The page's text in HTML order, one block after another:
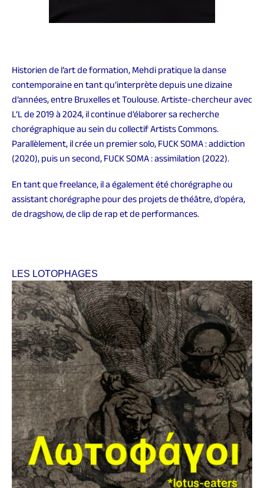
Historien de l’art de formation, Mehdi pratique la danse
contemporaine en tant qu’interprète depuis une dizaine
d’années, entre Bruxelles et Toulouse. Artiste-chercheur avec
L’L de 2019 à 2024, il continue d’élaborer sa recherche
chorégraphique au sein du collectif Artists Commons.
Parallèlement, il crée un premier solo, FUCK SOMA : addiction
(2020), puis un second, FUCK SOMA : assimilation (2022).
En tant que freelance, il a également été chorégraphe ou
assistant chorégraphe pour des projets de théâtre, d’opéra,
de dragshow, de clip de rap et de performances.
LES LOTOPHAGES